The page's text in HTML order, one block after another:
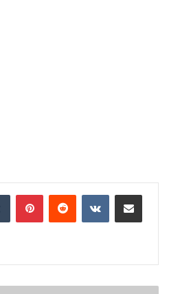
Tumblr PinterestReddit VKontakteShare via Email